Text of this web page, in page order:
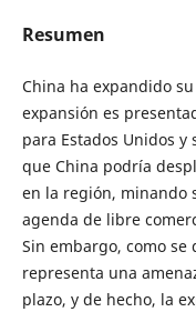
Resumen
China ha expandido
expansión es
para Estados Unidos
que China podría
en la región, minando
agenda de libre
Sin embargo, como
representa una
plazo, y de hecho, la